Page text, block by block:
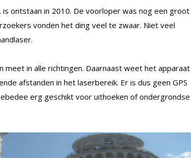
ontstaan in 2010. De voorloper was nog een groot
vonden het ding veel te zwaar. Niet veel
in alle richtingen. Daarnaast weet het apparaat
afstanden in het laserbereik. Er is dus geen GPS
erg geschikt voor uithoeken of ondergrondse